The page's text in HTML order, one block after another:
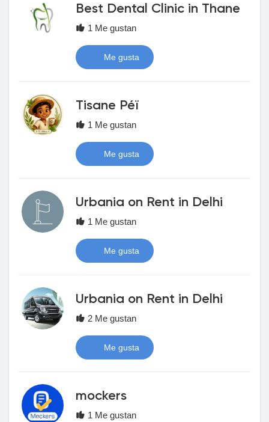
Foros
Desarrolladores
Entreprises locales
Runsound music
La silver économie
Affiliation Matrice 3x9
Babarun (BBRN)
Best Dental Clinic in Thane
1 Me gustan
Me gusta
Tisane Péï
1 Me gustan
Me gusta
Urbania on Rent in Delhi
1 Me gustan
Me gusta
Urbania on Rent in Delhi
2 Me gustan
Me gusta
mockers
1 Me gustan